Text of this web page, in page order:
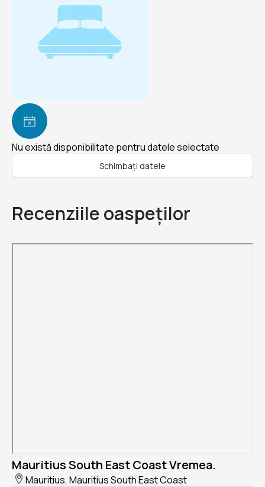
Nu există disponibilitate pentru datele selectate
Schimbați datele
Recenziile oaspeților
Mauritius South East Coast Vremea.
Mauritius, Mauritius South East Coast